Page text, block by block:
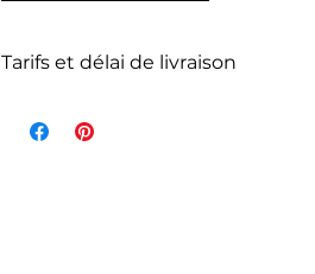
Tarifs et délai de livraison
de l'article et dépend du poids